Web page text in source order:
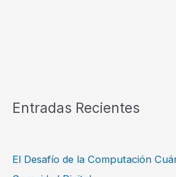
Entradas Recientes
El Desafío de la Computación